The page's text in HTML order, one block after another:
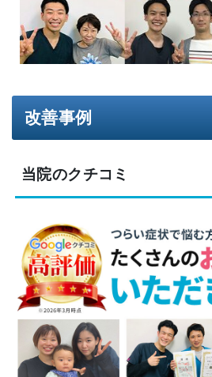
改善事例
当院のクチコミ